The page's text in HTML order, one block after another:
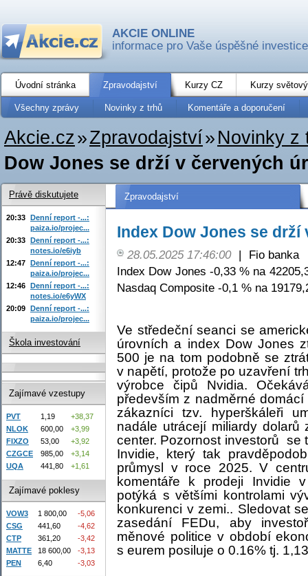
AKCIE ONLINE
informace pro Vaše úspěšné investice
Úvodní stránka Zpravodajství Kurzy CZ Kurzy
Všechny zprávy Novinky z trhů Komentáře a doporučení
Akcie.cz»Zpravodajství» Novinky z
Dow Jones se drží v červených
Zpravodajství
Index Dow Jones se
28.05.2025 17:46:00 |
Fio banka
Index Dow Jones -0,33 % na
Nasdaq Composite -0,1 % na
Ve středeční seanci se
úrovních a index Dow Jones
500 je na tom podobně se
v napětí, protože po uzavření
výrobce čipů Nvidia.
především z nadměrné
zákazníci tzv. hyperškáleři
nadále utrácejí miliardy
center. Pozornost investorů se
Invidie, který tak
průmysl v roce 2025. V
komentáře k prodeji Invidie
potýká s většími kontrolami
konkurenci v zemi.. Sledovat
zasedání FEDu, aby
měnové politice v období
s eurem posiluje o 0.16% tj.
Právě diskutujete
20:33 Denní report -...:
paiza.io/projec...
20:33 Denní report -...:
notes.io/e6iyb
12:47 Denní report -...:
paiza.io/projec...
12:46 Denní report -...:
notes.io/e6yWX
20:09 Denní report -...:
paiza.io/projec...
Škola investování
Zajímavé vzestupy
PVT 1,19
+38,37
NLOK
600,00
+3,99
FIXZO
53,00
+3,92
CZGCE
985,00
+3,14
UQA
441,80 +1,61
Zajímavé poklesy
VOW3 1 800,00
-5,06
CSG
441,60
-4,62
CTP
361,20
-3,42
MATTE
18 600,00
-3,13
PEN
6,40 -3,03